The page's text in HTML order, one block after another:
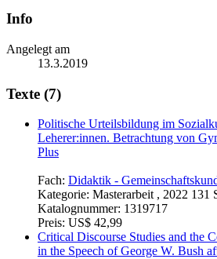
Info
Angelegt am
13.3.2019
Texte (7)
Politische Urteilsbildung im
Leherer:innen. Betrachtung von
Plus
Fach: Didaktik -
Kategorie: Masterarbeit , 2022 131
Katalognummer: 1319717
Preis: US$ 42,99
Critical Discourse Studies and the
in the Speech of George W. Bush